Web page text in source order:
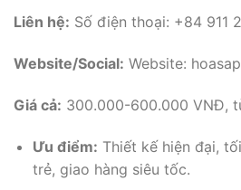
Liên hệ: Số điện thoại: +84 911
Website/Social: Website:
Giá cả: 300.000-600.000 VNĐ,
Ưu điểm: Thiết kế hiện đại,
trẻ, giao hàng siêu tốc.